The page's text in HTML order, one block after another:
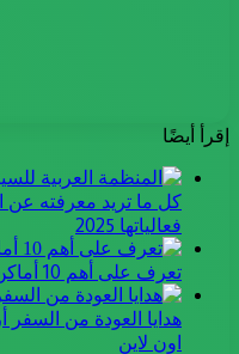
إقرأ أيضًا
كل ما تريد معرفته عن
فعالياتها 2025
تعرف على أهم 10 أماكن سياحية في القاهرة
هدايا العودة من
اون لاين